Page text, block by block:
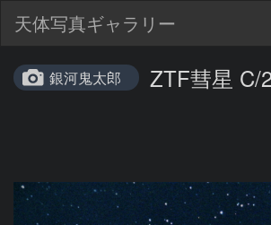
天体写真ギャラリー
銀河鬼太郎 ZTF彗星 C/